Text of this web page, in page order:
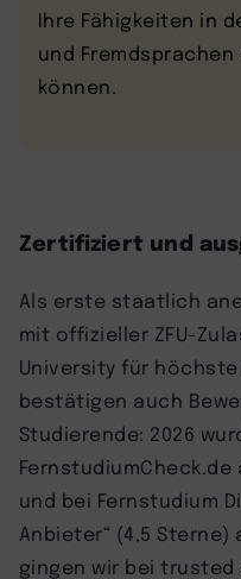
Ihre Fähigkeiten in
und
können.
Zertifiziert und
Als erste staatlich
mit offizieller ZFU-
University für
bestätigen auch
Studierende: 2026
FernstudiumCheck.de
und bei Fernstudium
Anbieter“ (4,5
gingen wir bei trusted